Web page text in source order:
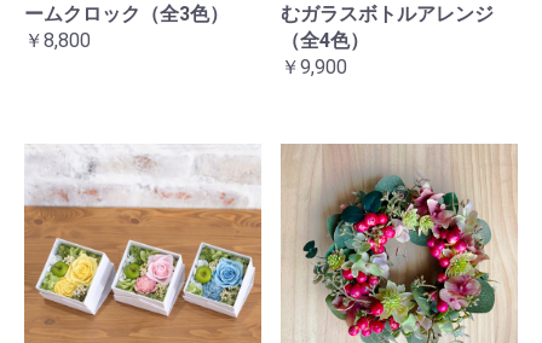
ームクロック（全3色）
￥8,800
むガラスボトルアレンジ
（全4色）
￥9,900